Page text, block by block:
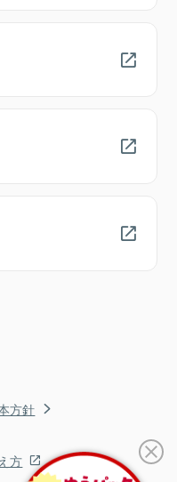
方針
方